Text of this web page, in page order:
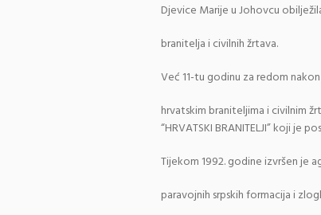
Djevice Marije u Johovcu
branitelja i civilnih žrtava.
Već 11-tu godinu za redom
hrvatskim braniteljima i civilnim
“HRVATSKI BRANITELJI” koji je
Tijekom 1992. godine izvršen je
paravojnih srpskih formacija i